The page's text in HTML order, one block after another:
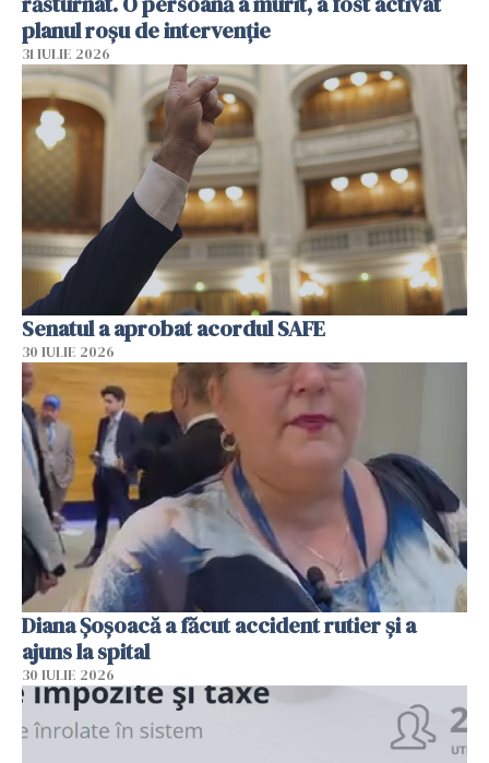
planul roșu de intervenție
31 IULIE 2026
Senatul a aprobat acordul SAFE
30 IULIE 2026
Diana Șoșoacă a făcut accident rutier și a
ajuns la spital
30 IULIE 2026